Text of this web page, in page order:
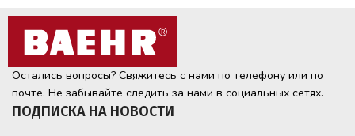
Остались вопросы? Свяжитесь с нами по телефону или по
почте. Не забывайте следить за нами в социальных сетях.
ПОДПИСКА НА НОВОСТИ